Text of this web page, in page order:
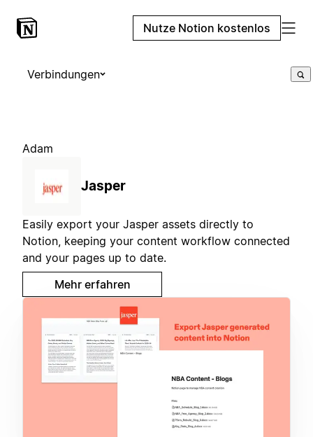
Nutze Notion kostenlos
Verbindungen
Adam
Jasper
Easily export your Jasper assets directly to
Notion, keeping your content workflow connected
and your pages up to date.
Mehr erfahren